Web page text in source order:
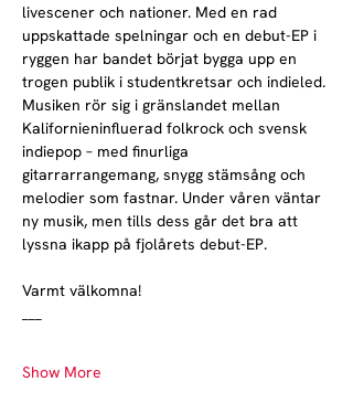
livescener och nationer. Med en rad
uppskattade spelningar och en debut-EP i
ryggen har bandet börjat bygga upp en
trogen publik i studentkretsar och indieled.
Musiken rör sig i gränslandet mellan
Kalifornieninfluerad folkrock och svensk
indiepop – med finurliga
gitarrarrangemang, snygg stämsång och
melodier som fastnar. Under våren väntar
ny musik, men tills dess går det bra att
lyssna ikapp på fjolårets debut-EP.
Varmt välkomna!
Show More